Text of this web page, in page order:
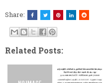
Share:
Related Posts: